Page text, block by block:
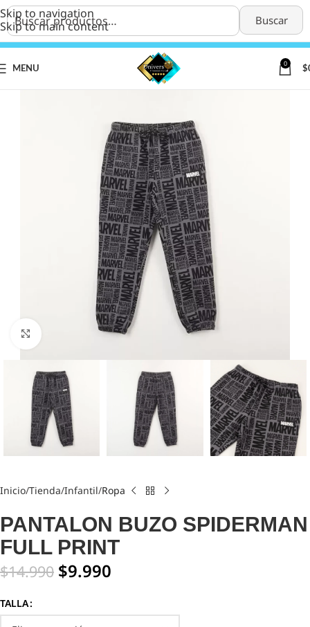
Buscar
Skip to navigation
Skip to main content
MENU
0
$
Click to enlarge
Inicio Tienda Infantil Ropa
PANTALON BUZO SPIDERMAN
FULL PRINT
$14.990 $9.990
TALLA